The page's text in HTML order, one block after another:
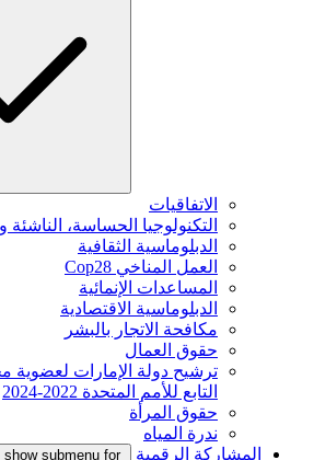
الاتفاقيات
التكنولوجيا الحساسة، الناشئة
الدبلوماسية الثقافية
العمل المناخي Cop28
المساعدات الإنمائية
الدبلوماسية الاقتصادية
مكافحة الاتجار بالبشر
حقوق العمال
ترشيح دولة الإمارات
التابع للأمم المتحدة 2022-2024
حقوق المرأة
ندرة المياه
المشاركة الرقمية
show submenu for المشاركة الرقمية